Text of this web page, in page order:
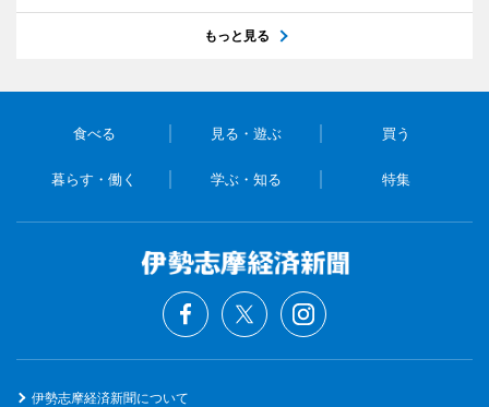
もっと見る
食べる 見る・遊ぶ 買う
暮らす・働く 学ぶ・知る 特集
伊勢志摩経済新聞について